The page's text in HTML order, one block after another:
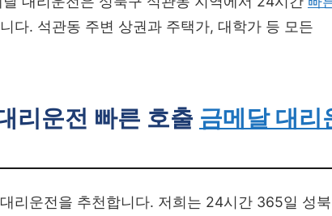
다. 석관동 주변 상권과 주택가, 대학가 등 모든
리운전 빠른 호출 금메달 대리
리운전을 추천합니다. 저희는 24시간 365일 성